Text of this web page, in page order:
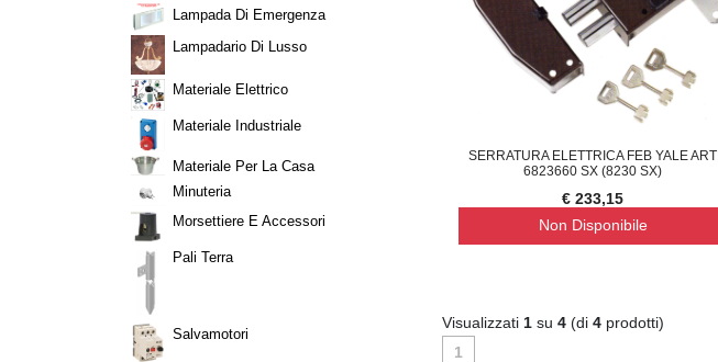
Lampada Di Emergenza
Lampadario Di Lusso
Materiale Elettrico
Materiale Industriale
Materiale Per La Casa
Minuteria
Morsettiere E Accessori
Pali Terra
Salvamotori
SERRATURA ELETTRICA FEB YALE ART
6823660 SX (8230 SX)
€ 233,15
Non Disponibile
Visualizzati 1 su 4 (di 4 prodotti)
1